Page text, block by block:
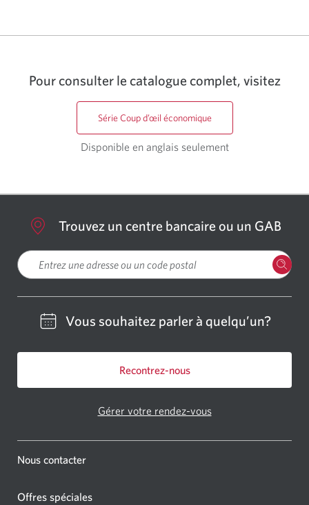
Pour consulter le catalogue complet, visitez
Série Coup d’œil économique
Disponible en anglais seulement
Trouvez un centre bancaire ou un GAB
Vous souhaitez parler à quelqu’un?
Recontrez-nous
Gérer votre rendez-vous
Nous contacter
Offres spéciales